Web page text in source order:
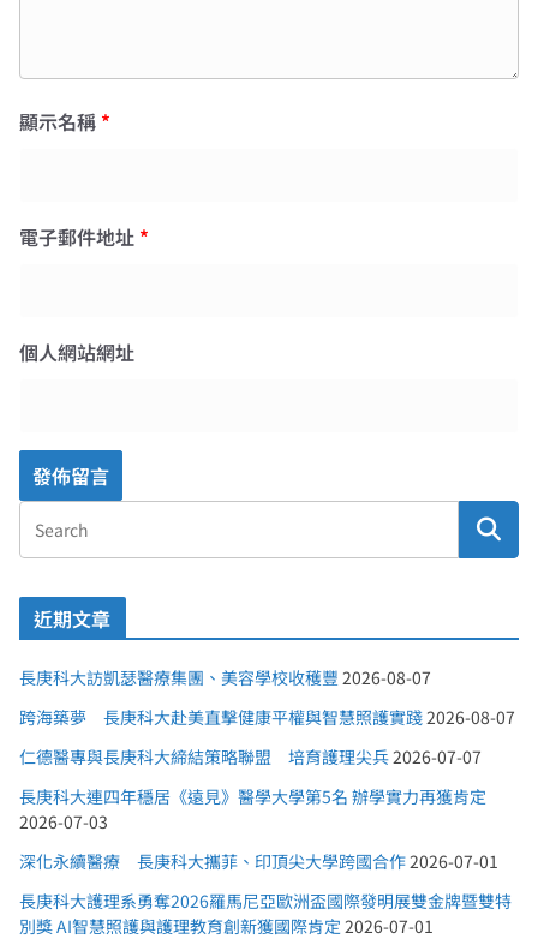
顯示名稱 *
電子郵件地址 *
個人網站網址
近期文章
長庚科大訪凱瑟醫療集團、美容學校收穫豐 2026-08-07
跨海築夢 長庚科大赴美直擊健康平權與智慧照護實踐2026-08-07
仁德醫專與長庚科大締結策略聯盟 培育護理尖兵2026-07-07
長庚科大連四年穩居《遠見》醫學大學第5名 辦學實力再獲肯定
2026-07-03
深化永續醫療 長庚科大攜菲、印頂尖大學跨國合作2026-07-01
長庚科大護理系勇奪2026羅馬尼亞歐洲盃國際發明展雙金牌暨雙特
別獎 AI智慧照護與護理教育創新獲國際肯定 2026-07-01